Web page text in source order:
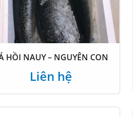
HỒI NAUY – NGUYÊN CON
Liên hệ